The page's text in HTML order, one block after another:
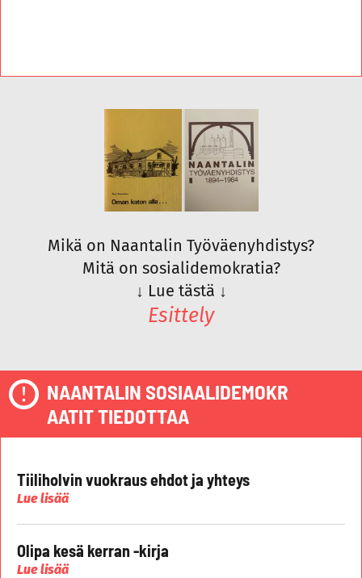
Mikä on Naantalin Työväenyhdistys?
Mitä on sosialidemokratia?
↓ Lue tästä ↓
Esittely
NAANTALIN SOSIAALIDEMOKR
AATIT TIEDOTTAA
Tiiliholvin vuokraus ehdot ja yhteys
Lue lisää
Olipa kesä kerran -kirja
Lue lisää